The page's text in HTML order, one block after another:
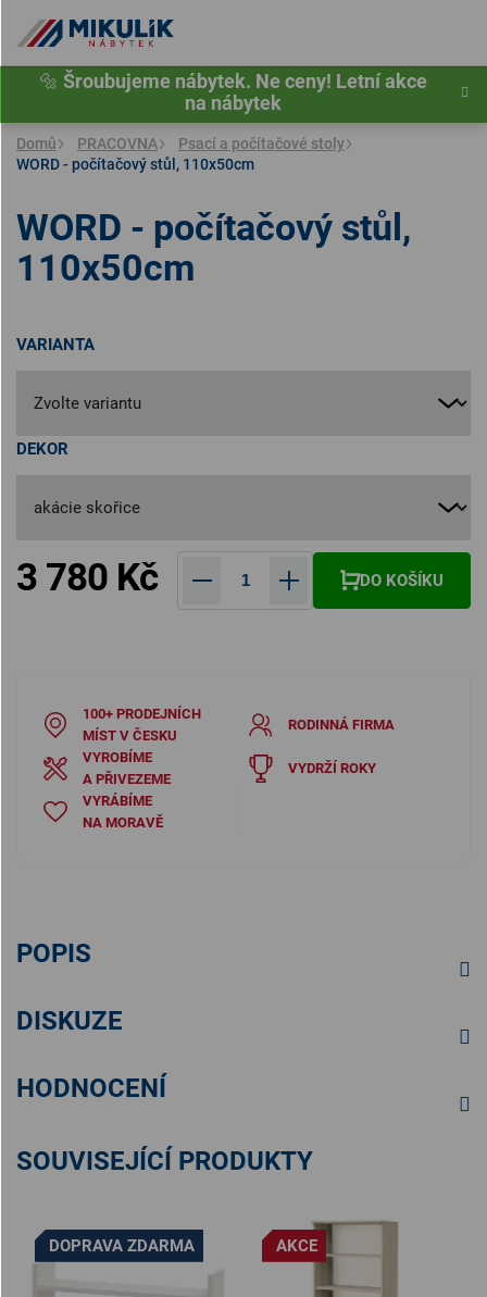
obsah
🔩 Šroubujeme nábytek. Ne ceny! Letní akce
na nábytek
Domů PRACOVNA
Psací a počítačové stoly
WORD - počítačový stůl, 110x50cm
VARIANTA
DEKOR
3 780 Kč DO KOŠÍKU
WORD - počítačový stůl,
110x50cm
100+ PRODEJNÍCH
MÍST V ČESKU
RODINNÁ FIRMA
VYROBÍME
A PŘIVEZEME
VYDRŽÍ ROKY
VYRÁBÍME
NA MORAVĚ
POPIS
DISKUZE
HODNOCENÍ
SOUVISEJÍCÍ PRODUKTY
DOPRAVA ZDARMA AKCE